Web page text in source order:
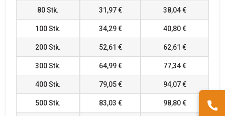
80Stk. 31,97 € 38,04 €
100Stk. 34,29 € 40,80 €
200Stk. 52,61 € 62,61 €
300Stk. 64,99 € 77,34 €
400Stk. 79,05 € 94,07 €
500Stk. 83,03 € 98,80 €